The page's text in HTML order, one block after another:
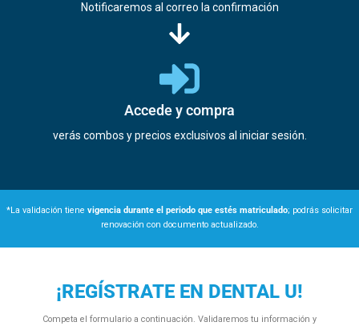
Notificaremos al correo la confirmación
Accede y compra
verás combos y precios exclusivos al iniciar sesión.
*La validación tiene vigencia durante el periodo que estés matriculado; podrás solicitar
renovación con documento actualizado.
¡REGÍSTRATE EN DENTAL U!
Competa el formulario a continuación. Validaremos tu información y